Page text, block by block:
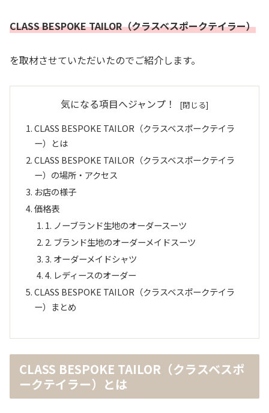
CLASS BESPOKE TAILOR（クラスベスポークテイラー）
を取材させていただいたのでご紹介します。
気になる項目へジャンプ！
CLASS BESPOKE TAILOR（クラスベスポークテイラ
ー）とは
CLASS BESPOKE TAILOR（クラスベスポークテイラ
ー）の場所・アクセス
お店の様子
価格表
1. ノーブランド生地のオーダースーツ
2. ブランド生地のオーダーメイドスーツ
3. オーダーメイドシャツ
4. レディースのオーダー
CLASS BESPOKE TAILOR（クラスベスポークテイラ
ー）まとめ
CLASS BESPOKE TAILOR（クラスベスポ
ークテイラー）とは